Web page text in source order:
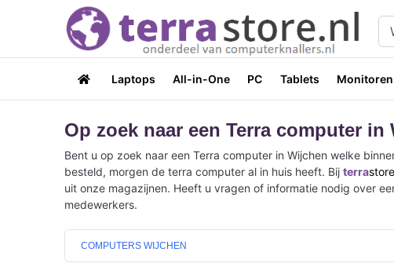
Laptops All-in-One PC Tablets Monitoren
Op zoek naar een Terra computer in
Bent u op zoek naar een Terra computer in Wijchen welke
besteld, morgen de terra computer al in huis heeft. Bij terra
uit onze magazijnen. Heeft u vragen of informatie nodig over
medewerkers.
COMPUTERS WIJCHEN